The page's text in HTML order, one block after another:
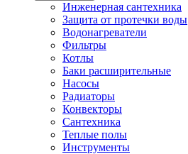
Инженерная сантехника
Защита от протечки воды
Водонагреватели
Фильтры
Котлы
Баки расширительные
Насосы
Радиаторы
Конвекторы
Сантехника
Теплые полы
Инструменты